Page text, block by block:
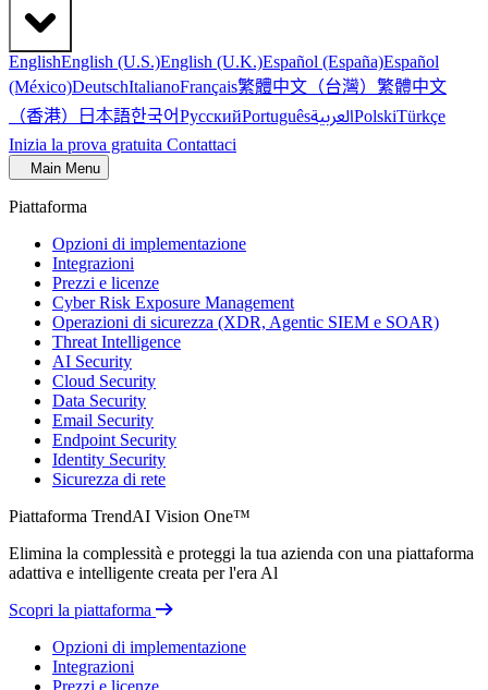
EnglishEnglish (U.S.)English (U.K.)Español (España)Español
(México)DeutschItalianoFrançais繁體中文（台灣） 繁體中文
（香港） 日本語한국어РусскийPortuguêsالعربيةPolskiTürkçe
Inizia la prova gratuita Contattaci
Main Menu
Piattaforma
Opzioni di implementazione
Integrazioni
Prezzi e licenze
Cyber Risk Exposure Management
Operazioni di sicurezza (XDR, Agentic SIEM e SOAR)
Threat Intelligence
AI Security
Cloud Security
Data Security
Email Security
Endpoint Security
Identity Security
Sicurezza di rete
Piattaforma TrendAI Vision One™
Elimina la complessità e proteggi la tua azienda con una piattaforma
adattiva e intelligente creata per l'era Al
Scopri la piattaforma
Opzioni di implementazione
Integrazioni
Prezzi e licenze